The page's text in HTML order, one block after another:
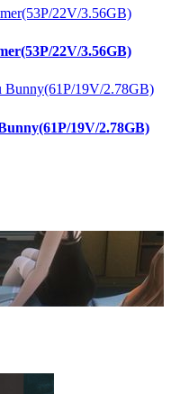
22V/3.56GB)
19V/2.78GB)